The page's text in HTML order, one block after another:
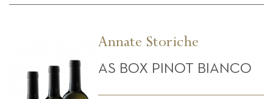
Annate Storiche
AS BOX PINOT BIANCO